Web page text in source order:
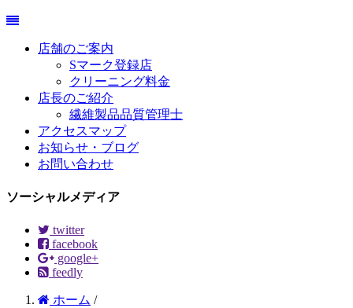
店舗のご案内
Sマーク登録店
クリーニング料金
店長のご紹介
繊維製品品質管理士
アクセスマップ
お知らせ・ブログ
お問い合わせ
ソーシャルメディア
twitter
facebook
google+
feedly
ホーム /